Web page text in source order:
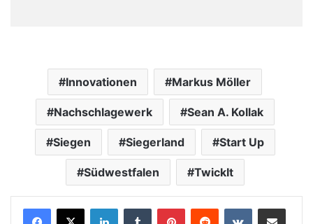
Innovationen Markus Möller
Nachschlagewerk Sean A. Kollak
Siegen Siegerland Start Up
Südwestfalen TwickIt